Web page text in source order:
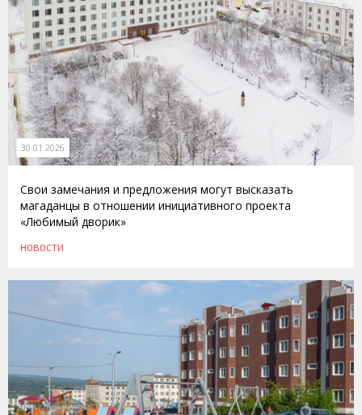
30.01.2026
Свои замечания и предложения могут высказать
магаданцы в отношении инициативного проекта
«Любимый дворик»
НОВОСТИ